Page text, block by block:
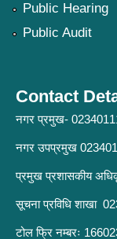
Public Hearing
Public Audit
Contact
नगर प्रमुख-
नगर उपप्रमुख
प्रमुख प्रशासकीय
सूचना प्रविधि शाखा
टोल फ्रि नम्बरः